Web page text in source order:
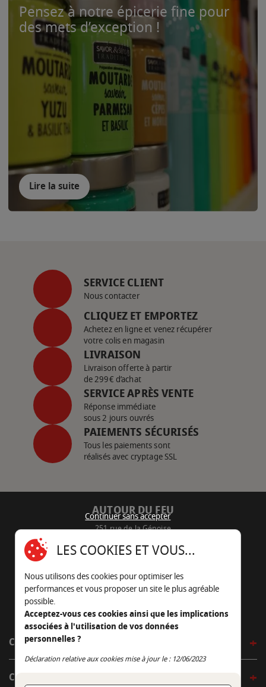
Pensez à notre épicerie fine pour
des mets d’exception !
Lire la suite
SERVICE CLIENT
Nous contacter
CLIQUEZ ET EMPORTEZ
Achetez en ligne et venez récupérer
votre colis en magasin
LIVRAISON
Livraison offerte à partir
de 299€ d’achat
SERVICE APRÈS VENTE
Réponse immédiate
sous 2 jours ouvrés
PAIEMENTS SÉCURISÉS
Tous les paiements sont
réalisés avec cryptage SSL
AUTOUR DU FEU
251 rue de la Génoise
05 45 22 98 09
Nous envoyer un e-mail
CÔTÉ OUTDOOR
CÔTÉ INDOOR
Continuer sans accepter
LES COOKIES ET VOUS...
Nous utilisons des cookies pour optimiser les
performances et vous proposer un site le plus agréable
possible.
Acceptez-vous ces cookies ainsi que les implications
associées à l'utilisation de vos données
personnelles ?
Déclaration relative aux cookies mise à jour le : 12/06/2023
Continuer sans accepter